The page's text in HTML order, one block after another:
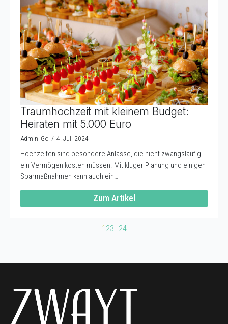
Traumhochzeit mit kleinem Budget:
Heiraten mit 5.000 Euro
Admin_Go 4. Juli 2024
Hochzeiten sind besondere Anlässe, die nicht zwangsläufig
ein Vermögen kosten müssen. Mit kluger Planung und einigen
Sparmaßnahmen kann auch ein…
Zum Artikel
1 23 24